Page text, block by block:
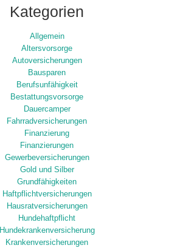
Kategorien
Allgemein
Altersvorsorge
Autoversicherungen
Bausparen
Berufsunfähigkeit
Bestattungsvorsorge
Dauercamper
Fahrradversicherungen
Finanzierung
Finanzierungen
Gewerbeversicherungen
Gold und Silber
Grundfähigkeiten
Haftpflichtversicherungen
Hausratversicherungen
Hundehaftpflicht
Hundekrankenversicherung
Krankenversicherungen